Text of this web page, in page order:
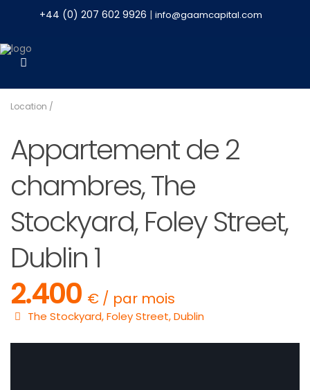
+44 (0) 207 602 9926 | info@gaamcapital.com
Location /
Appartement de 2
chambres, The
Stockyard, Foley Street,
Dublin 1
2.400 € / par mois
The Stockyard, Foley Street,Dublin